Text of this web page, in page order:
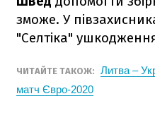
зможе. У
"Селтіка"
ЧИТАЙТЕ ТАКОЖ: Литва –
матч Євро-2020